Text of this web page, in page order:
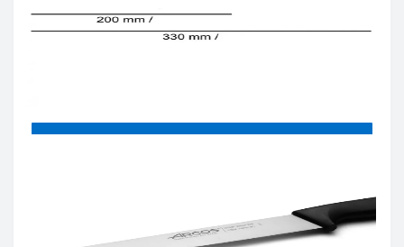
Артикул:135400
Є в наявності
Введіть номер телефону і ми передзвонимо